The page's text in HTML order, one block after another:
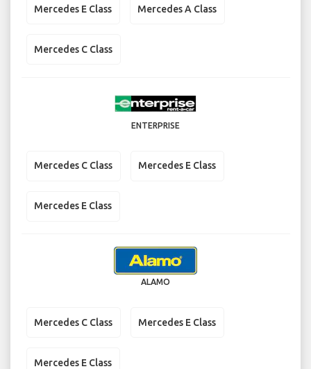
Mercedes E Class Mercedes A Class
Mercedes C Class
ENTERPRISE
Mercedes C Class Mercedes E Class
Mercedes E Class
ALAMO
Mercedes C Class Mercedes E Class
Mercedes E Class